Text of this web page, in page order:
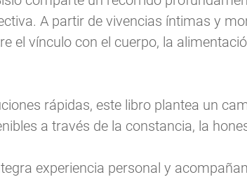
A partir de vivencias íntimas y
el vínculo con el cuerpo, la
rápidas, este libro plantea un
a través de la constancia, la
experiencia personal y